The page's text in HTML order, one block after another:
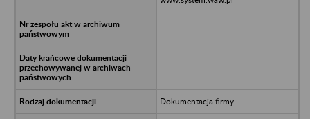
Dokumentacja firmy